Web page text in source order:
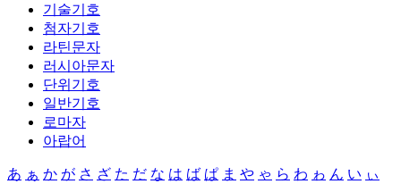
기술기호
첨자기호
라틴문자
러시아문자
단위기호
일반기호
로마자
아랍어
あ ぁ か が さ ざ た だ な は ば ぱ ま や ゃ ら わ ゎ ん い ぃ